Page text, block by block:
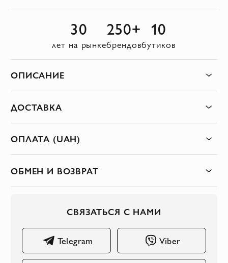
30
лет на рынке
250+
брендов
10
бутиков
ОПИСАНИЕ
ДОСТАВКА
ОПЛАТА (UAH)
ОБМЕН И ВОЗВРАТ
СВЯЗАТЬСЯ С НАМИ
Telegram Viber